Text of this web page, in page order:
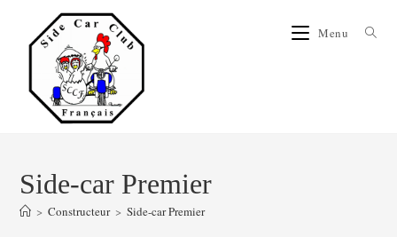
Menu
Side-car Premier
> Constructeur > Side-car Premier